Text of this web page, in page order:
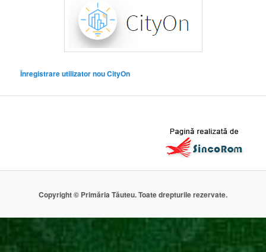
Înregistrare utilizator nou CityOn
Copyright © Primăria Tăuteu. Toate drepturile rezervate.